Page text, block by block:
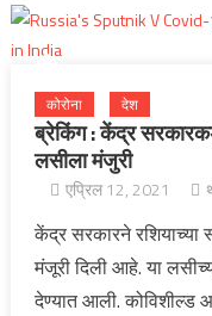
कोरोना देश
ब्रेकिंग : केंद्र
लसीला मंजुरी
एप्रिल 12, 2021
केंद्र सरकारने रशियाच्या
मंजूरी दिली आहे. या
देण्यात आली. कोविशील्ड